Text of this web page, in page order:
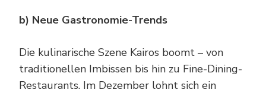
b) Neue Gastronomie-Trends
Die kulinarische Szene Kairos boomt – von
traditionellen Imbissen bis hin zu Fine-Dining-
Restaurants. Im Dezember lohnt sich ein